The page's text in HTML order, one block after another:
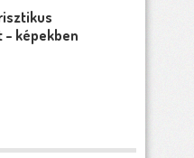
– képekben